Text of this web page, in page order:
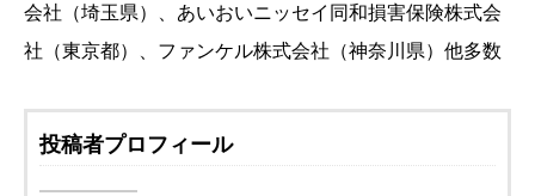
会社（埼玉県）、あいおいニッセイ同和損害保険株式会
社（東京都）、ファンケル株式会社（神奈川県）他多数
投稿者プロフィール